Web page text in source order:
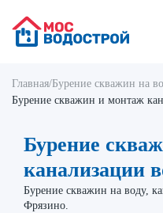
Главная/Бурение скважин на
Бурение скважин и монтаж
Бурение
канализации
Бурение скважин на воду,
Фрязино.